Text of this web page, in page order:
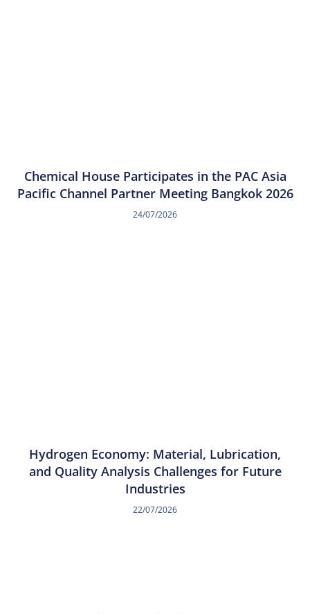
Chemical House Participates in the PAC Asia
Pacific Channel Partner Meeting Bangkok 2026
24/07/2026
Hydrogen Economy: Material, Lubrication,
and Quality Analysis Challenges for Future
Industries
22/07/2026